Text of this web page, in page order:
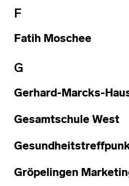
F
Fatih Moschee
G
Gerhard-Marcks-
Gesamtschule West
Gröpelingen